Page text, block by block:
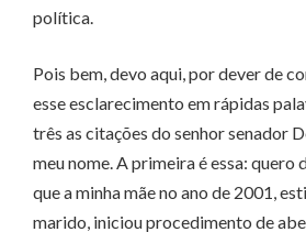
política.
Pois bem, devo aqui, por dever de
esse esclarecimento em rápidas
três as citações do senhor senador
meu nome. A primeira é essa: quero
que a minha mãe no ano de 2001,
marido, iniciou procedimento de